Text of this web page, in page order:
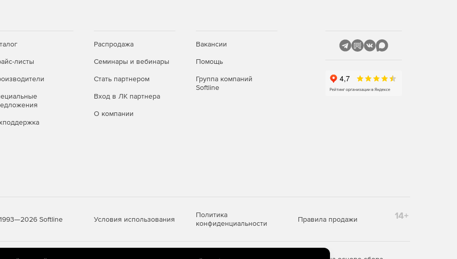
листы
Распродажа
Семинары и вебинары
Стать партнером
Вход в ЛК партнера
О компании
Вакансии
Помощь
Группа компаний
Softline
Softline Условия использования
Политика
конфиденциальности
Правила продажи 14+